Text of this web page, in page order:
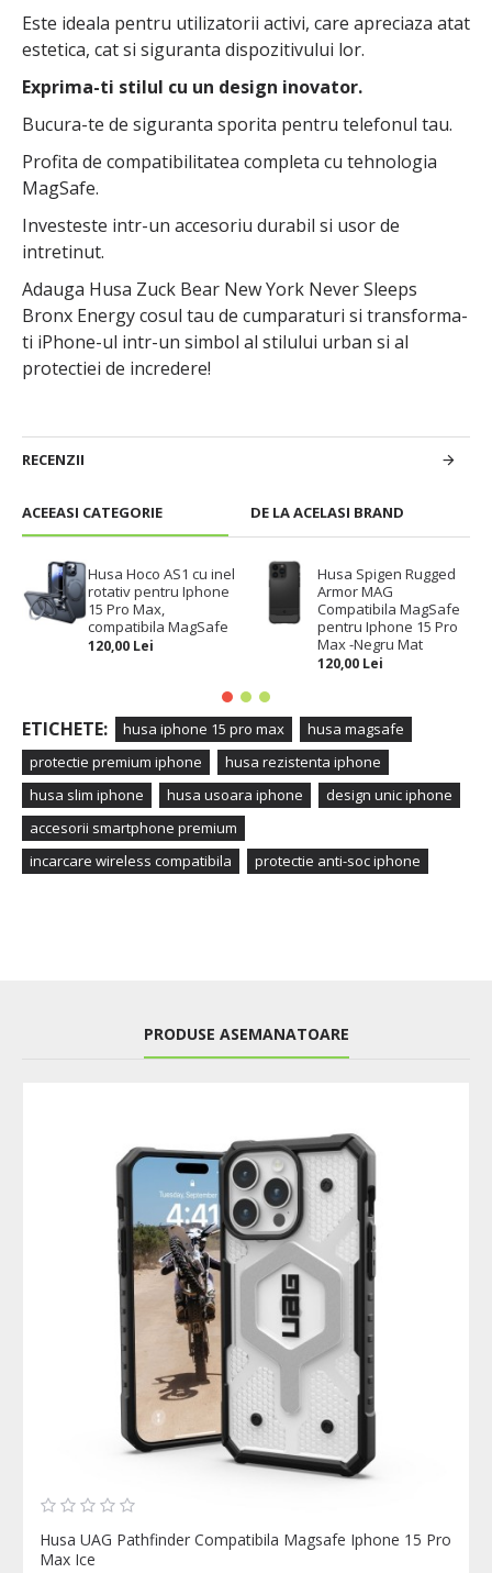
ACEEASI CATEGORIE DE LA ACELASI BRAND
Husa Hoco AS1 cu inel
rotativ pentru Iphone
15 Pro Max,
compatibila MagSafe
120,00 Lei
Husa Spigen Rugged
Armor MAG
Compatibila MagSafe
pentru Iphone 15 Pro
Max -Negru Mat
120,00 Lei
Este ideala pentru utilizatorii activi, care apreciaza atat
estetica, cat si siguranta dispozitivului lor.
Exprima-ti stilul cu un design inovator.
Bucura-te de siguranta sporita pentru telefonul tau.
Profita de compatibilitatea completa cu tehnologia
MagSafe.
Investeste intr-un accesoriu durabil si usor de
intretinut.
Adauga Husa Zuck Bear New York Never Sleeps
Bronx Energy cosul tau de cumparaturi si transforma-
ti iPhone-ul intr-un simbol al stilului urban si al
protectiei de incredere!
RECENZII
ETICHETE: husa iphone 15 pro max
husa magsafe
protectie premium iphone
husa rezistenta iphone
husa slim iphone
husa usoara iphone
design unic iphone
accesorii smartphone premium
incarcare wireless compatibila
protectie anti-soc iphone
PRODUSE ASEMANATOARE
Husa UAG Pathfinder Compatibila Magsafe Iphone 15 Pro
Max Ice